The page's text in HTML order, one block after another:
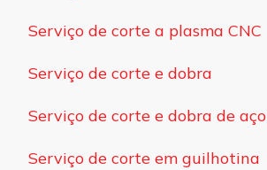
Serviço de corte a plasma CNC
Serviço de corte e dobra
Serviço de corte e dobra de aço
Serviço de corte em guilhotina